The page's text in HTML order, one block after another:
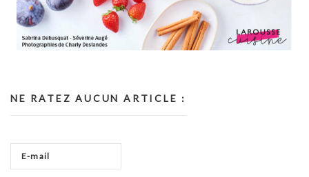
NE RATEZ AUCUN ARTICLE :